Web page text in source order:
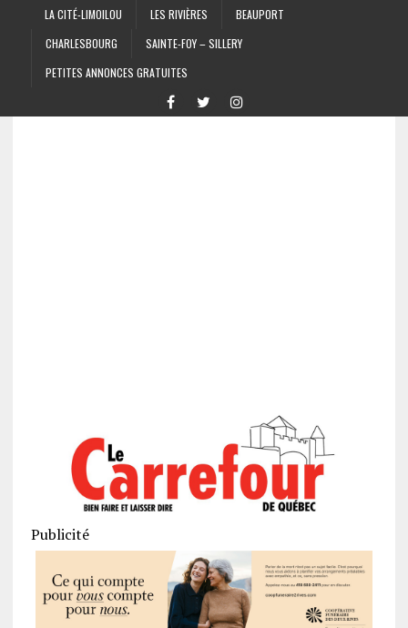
LA CITÉ-LIMOILOU LES RIVIÈRES
BEAUPORT
CHARLESBOURG
SAINTE-FOY – SILLERY
PETITES ANNONCES GRATUITES
Publicité